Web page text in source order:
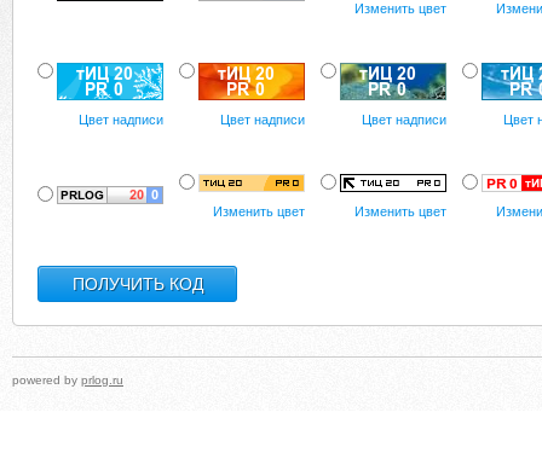
Изменить цвет
Цвет надписи Цвет надписи Цвет надписи Цвет
Изменить цвет Изменить цвет
powered by prlog.ru